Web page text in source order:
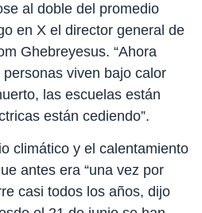
al doble del promedio
en X el director general de
Ghebreyesus. “Ahora
viven bajo calor
las escuelas están
están cediendo”.
climático y el calentamiento
antes era “una vez por
casi todos los años, dijo